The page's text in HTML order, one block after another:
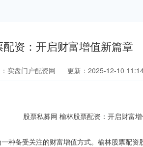
资：开启财富增值新篇章
实盘门户配资网 更新：2025-12-10
种备受关注的财富增值方式。榆林股票配